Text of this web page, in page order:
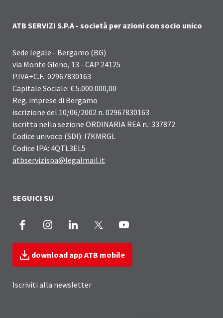
ATB SERVIZI S.P.A - società per azioni con socio unico
Sede legale - Bergamo (BG)
via Monte Gleno, 13 - CAP 24125
P.IVA+C.F.: 02967830163
Capitale Sociale: € 5.000.000,00
Reg. imprese di Bergamo
iscrizione del 10/06/2002 n. 02967830163
iscritta nella sezione ORDINARIA REA n.: 337872
Codice univoco (SDI): I7KMRGL
Codice IPA: 4QTL3EL5
atbservizispa@legalmail.it
SEGUICI SU
Facebook InstagramLinkedIn
download app ATB mobile
Iscriviti alla newsletter